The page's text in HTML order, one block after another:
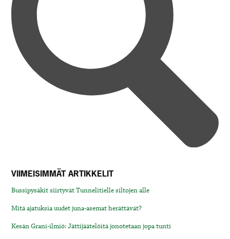
VIIMEISIMMÄT ARTIKKELIT
Bussipysäkit siirtyvät Tunnelitielle siltojen alle
Mitä ajatuksia uudet juna-asemat herättävät?
Kesän Grani-ilmiö: Jättijäätelöitä jonotetaan jopa tunti